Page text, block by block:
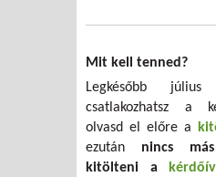
Mit kell tenned?
Legkésőbb
csatlakozhatsz a
olvasd el előre a
ezután nincs
kitölteni a